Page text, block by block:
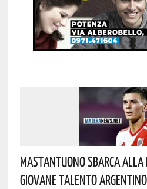
Mastantuono Sbarca Alla
Giovane Talento Argentino